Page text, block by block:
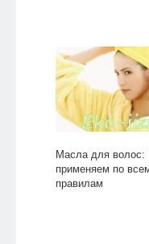
Масла для волос:
применяем по
правилам